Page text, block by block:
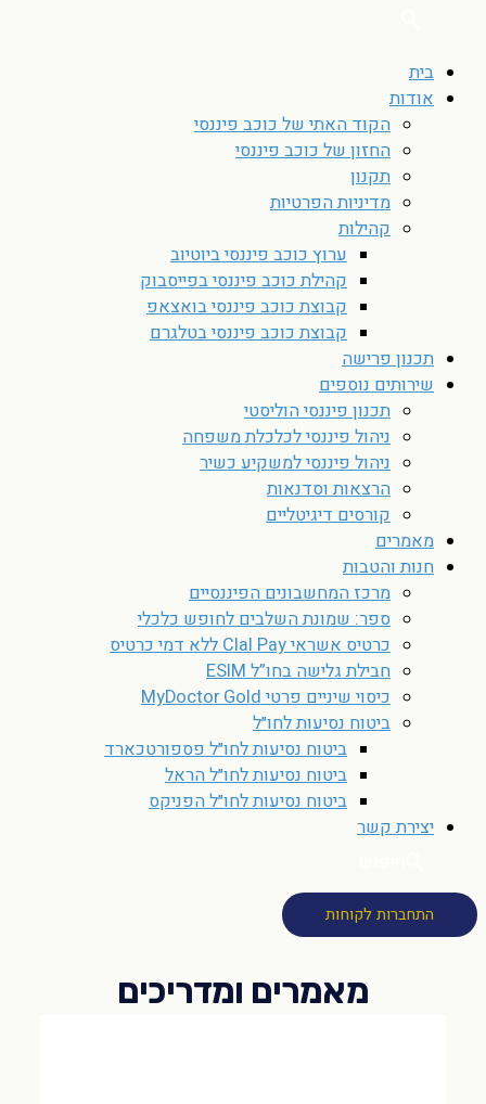
בית
אודות
הקוד האתי של כוכב פיננסי
החזון של כוכב פיננסי
תקנון
מדיניות הפרטיות
קהילות
ערוץ כוכב פיננסי ביוטיוב
קהילת כוכב פיננסי בפייסבוק
קבוצת כוכב פיננסי בואצאפ
קבוצת כוכב פיננסי בטלגרם
תכנון פרישה
שירותים נוספים
תכנון פיננסי הוליסטי
ניהול פיננסי לכלכלת משפחה
ניהול פיננסי למשקיע כשיר
הרצאות וסדנאות
קורסים דיגיטליים
מאמרים
חנות והטבות
מרכז המחשבונים הפיננסיים
ספר: שמונת השלבים לחופש כלכלי
כרטיס אשראי Clal Pay ללא דמי כרטיס
חבילת גלישה בחו”ל ESIM
כיסוי שיניים פרטי MyDoctor Gold
ביטוח נסיעות לחו״ל
ביטוח נסיעות לחו״ל פספורטכארד
ביטוח נסיעות לחו״ל הראל
ביטוח נסיעות לחו״ל הפניקס
יצירת קשר
התחברות לקוחות